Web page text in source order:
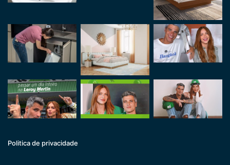
Politica de privacidade